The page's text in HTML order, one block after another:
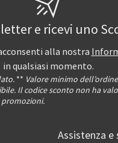
e ricevi uno
alla nostra
in qualsiasi momento.
** Valore minimo
Il codice sconto non ha
Assistenza e